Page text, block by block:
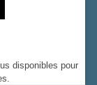
disponibles pour